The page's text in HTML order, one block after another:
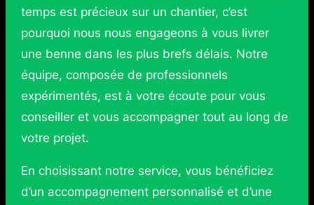
temps est précieux sur un chantier, c’est
pourquoi nous nous engageons à vous livrer
une benne dans les plus brefs délais. Notre
équipe, composée de professionnels
expérimentés, est à votre écoute pour vous
conseiller et vous accompagner tout au long de
votre projet.
En choisissant notre service, vous bénéficiez
d’un accompagnement personnalisé et d’une